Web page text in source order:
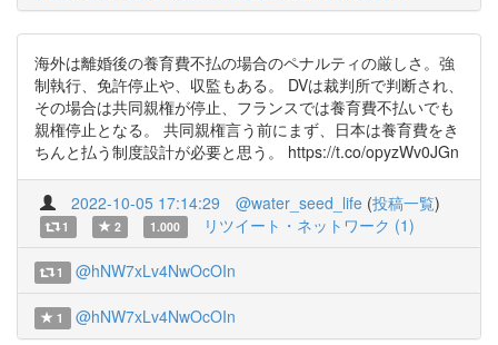
海外は離婚後の養育費不払の場合のペナルティの厳しさ。強
制執行、免許停止や、収監もある。 DVは裁判所で判断され、
その場合は共同親権が停止、フランスでは養育費不払いでも
親権停止となる。 共同親権言う前にまず、日本は養育費をき
ちんと払う制度設計が必要と思う。 https://t.co/opyzWv0JGn
2022-10-05 17:14:29 @water_seed_life (投稿一覧)
1 2 1.000 リツイート・ネットワーク (1)
1 @hNW7xLv4NwOcOIn
1 @hNW7xLv4NwOcOIn